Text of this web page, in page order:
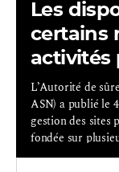
Les
certains
activités
L’Autorité de
ASN) a publié le
gestion des sites
fondée sur
applicables à